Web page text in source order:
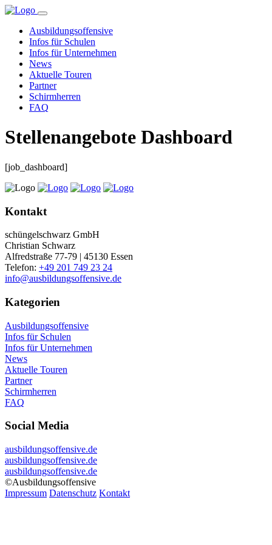
Ausbildungsoffensive
Infos für Schulen
Infos für Unternehmen
News
Aktuelle Touren
Partner
Schirmherren
FAQ
Stellenangebote Dashboard
[job_dashboard]
Kontakt
schüngelschwarz GmbH
Christian Schwarz
Alfredstraße 77-79 | 45130 Essen
Telefon: +49 201 749 23 24
info@ausbildungsoffensive.de
Kategorien
Ausbildungsoffensive
Infos für Schulen
Infos für Unternehmen
News
Aktuelle Touren
Partner
Schirmherren
FAQ
Social Media
ausbildungsoffensive.de
ausbildungsoffensive.de
ausbildungsoffensive.de
©Ausbildungsoffensive
Impressum Datenschutz Kontakt